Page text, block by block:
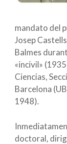
mandato del
Josep
Balmes
«incivil»
Ciencias,
Barcelona
1948).
doctoral,